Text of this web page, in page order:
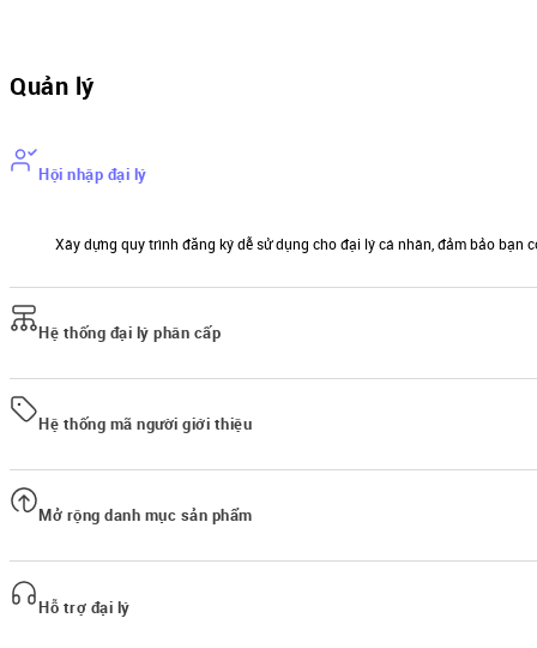
Quản lý
Hội nhập đại lý
Xây dựng quy trình đăng ký dễ sử dụng cho đại lý cá nhân, đảm bảo bạn
Hệ thống đại lý phân cấp
Hệ thống mã người giới thiệu
Mở rộng danh mục sản phẩm
Hỗ trợ đại lý